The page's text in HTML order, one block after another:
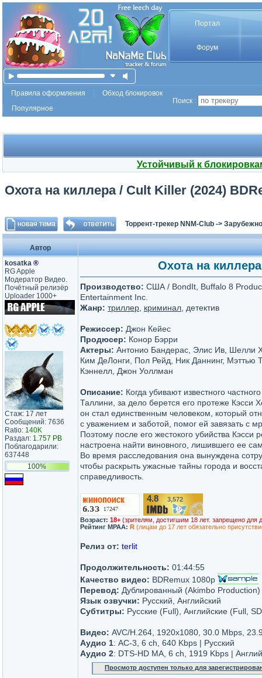
Портал
Форум
Правила оформления
Обход блокировок
Популярное
Поиск :
Устойчивый к
Охота на киллера / Cult Killer (2024)
Торрент-трекер NNM-Club ->
Автор
kosatka ®
RG Apple
Модератор Видео.
Почётный релизёр
Uploader 1000+
Стаж: 17 лет
Сообщений: 7636
Ratio: 140K
Раздал: 1.757 PB
Поблагодарили:
637448
100%
Охота на
Производство: США / BondIt, Buffalo 8
Entertainment Inc.
Жанр: триллер криминал , детектив
Режиссер: Джон Кейес
Продюсер: Конор Бэрри
Актеры: Антонио Бандерас, Элис Ив, Шелли
Ким ДеЛонги, Пол Рейд, Ник Даннинг, Мэттью
Кэннелл, Джон Уоллман
Описание: Когда убивают известного
Таллини, за дело берется его протеже Кэсси
он стал единственным человеком, который
с уважением и заботой, помог ей завязать с
Поэтому после его жестокого убийства Кэсси
настроена найти виновного, лишившего ее
Во время расследования она вынуждена
чтобы раскрыть ужасные тайны города и
справедливость.
4.8 3,572
Возраст: 18+ (зрителям, достигшим 18 лет. запрещено для
Рейтинг MPAA: R (лицам до 17 лет обязательно
Релиз от: terlit
Продолжительность: 01:44:55
Качество видео: BDRemux 1080p
Перевод: Дублированный (Akimbo Production)
Язык озвучки: Русский, Английский
Субтитры: Русские (Full), Английские (Full,
Видео: AVC/H.264, 1920x1080, 30.0 Mbps,
Аудио 1: AC-3, 6 ch, 640 Kbps | Русский
Аудио 2: DTS-HD MA, 6 ch, 1919 Kbps |
Просмотр доступен только для